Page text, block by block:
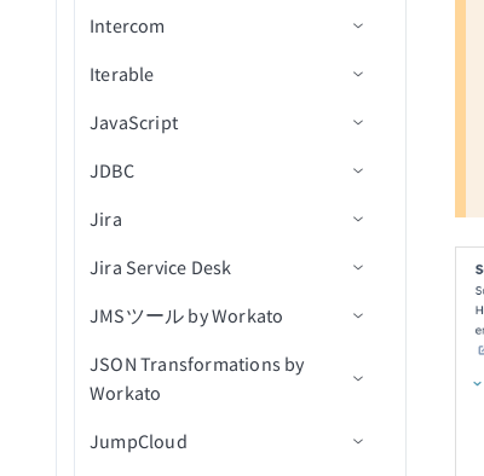
IDでオブジェクトを取得
申請を進める
候補者を採用済みにする
候補者を採用済みにする(v3)
アプリケーションを移動(v3)
アプリケーションを却下
アプリケーションを却下
添付ファイルをアップロー
レコードを一覧表示
レコードを作成（バッチ）
レコードの更新
レコードを更新（バッチ）
関連付けを取得（batch）
会社に関連付けられた連絡
（batch）
レコードを関連付け
チ）
行を挿入
行をアップサート
行を選択
カスタムSQLを使用した行
アクション
ドキュメントを処理
ドキュメントを分類
コネクション設定
トリガー
新規連絡先
新規組織
組織が更新済み
更新された商談
アクション
連絡先を作成
商談を作成
イベントを作成
連絡先を更新
商談を更新
Intercom
コネクション設定
トリガー
新規会社
新規会話
新規ユーザー
連絡先が更新済み
ユーザーが更新済み
アクション
ユーザーをアーカイブ
ユーザーを作成/更新
IDで会話を取得
ユーザー別に会話を検索
Iterable
コネクション設定
トリガー
アクション
JavaScript
入力フィールドの定義
出力フィールドの定義
Javascript FAQ
JDBC
コネクション設定
トリガー
新規行
スケジュール済みクエリ
アクション
アクションを選択
更新アクション
Jira
コネクション設定
トリガー
削除済みオブジェクト
（real-time）
新規課題をエクスポート
アクション
コメントを作成
使用
Jira Service Desk
コネクション設定
アクション
顧客リクエストを作成
JMSツール by Workato
前提条件
トリガー
JSON Transformations by
Workato
アクション
JumpCloud